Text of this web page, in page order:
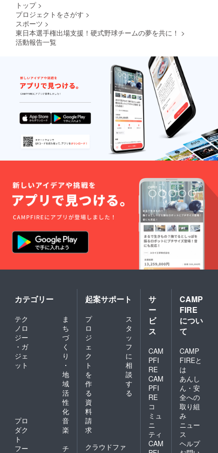
トップ >
プロジェクトをさがす >
スポーツ >
東日本選手権出場支援！硬式野球チームの夢を共に！ >
活動報告一覧
カテゴリー
テク
ノロ
ジー
・ガ
ジェ
ット
ま
ち
づ
く
り
・
地
域
活
性
化
プロ
ダク
ト
音
楽
フー
チ
起案サポート
プ
ロ
ジ
ェ
ク
ト
を
作
る
ス
タ
ッ
フ
に
相
談
す
る
資
料
請
求
クラウドファ
サ
ー
ビ
ス
CAM
PFI
RE
CAM
PFI
RE
コ
ミュ
ニ
ティ
CAM
CAMP
FIRE
につい
て
CAMP
FIREと
は
あんし
ん・安
全への
取り組
み
ニュー
ス
ヘルプ